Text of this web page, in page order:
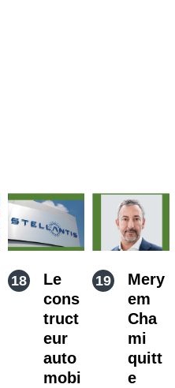
Le
cons
truct
eur
auto
mobi
Mery
em
Cha
mi
quitt
e